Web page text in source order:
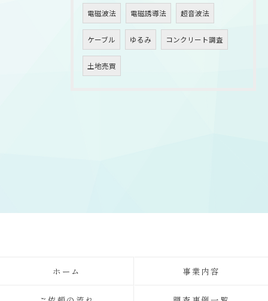
電磁波法 電磁誘導法 超音波法
ケーブル ゆるみ コンクリート調査
土地売買
ホーム 事業内容